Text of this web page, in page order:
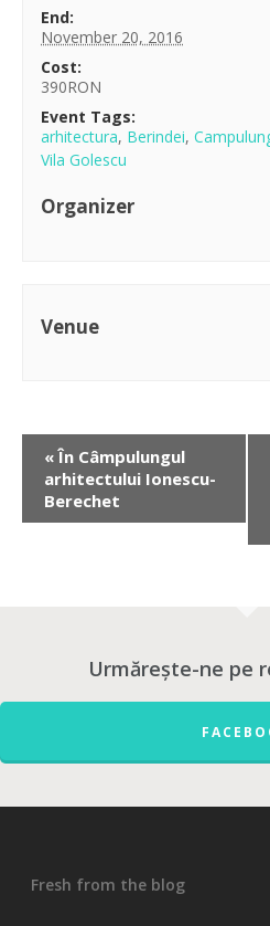
End:
November 20, 2016
Cost:
390RON
Event Tags:
arhitectura, Berindei,
Vila Golescu
Organizer
Venue
«În Câmpulungul
arhitectului Ionescu-
Berechet
Urmărește-ne pe
Fresh from the blog